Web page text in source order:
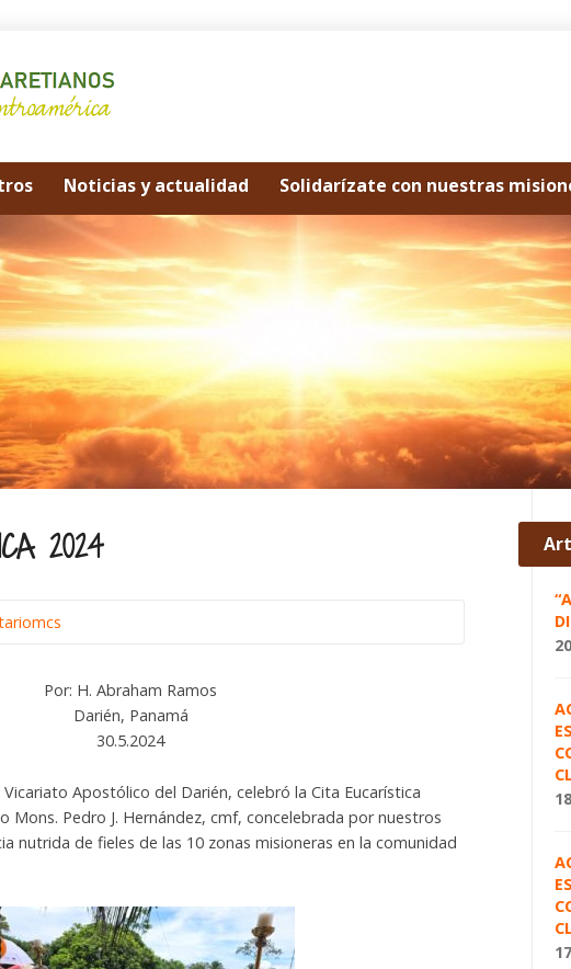
Noticias y actualidad Solidarízate con nuestras
2024
Por: H. Abraham Ramos
Darién, Panamá
30.5.2024
Apostólico del Darién, celebró la Cita Eucarística
Mons. Pedro J. Hernández, cmf, concelebrada por nuestros
nutrida de fieles de las 10 zonas misioneras en la comunidad